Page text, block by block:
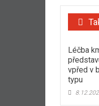
Léčba
vpřed v
typu